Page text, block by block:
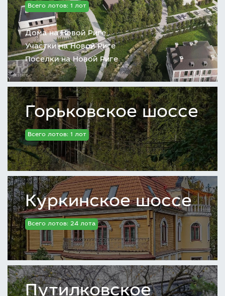
Всего лотов: 1 лот
Дома на Новой Риге
Участки на Новой Риге
Поселки на Новой Риге
Горьковское шоссе
Всего лотов: 1 лот
Куркинское шоссе
Всего лотов: 24 лота
Путилковское